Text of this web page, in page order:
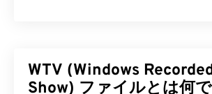
WTV (Windows
Show) ファイルとは何